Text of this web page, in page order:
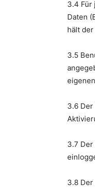
3.4 Für
Daten
hält
3.5
3.6
3.7
3.8